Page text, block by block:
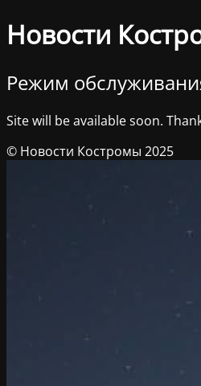
Новости
Режим
Site will be available soon.
© Новости Костромы 2025